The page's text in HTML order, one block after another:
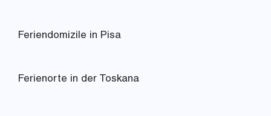
Feriendomizile in Pisa
Ferienorte in der Toskana